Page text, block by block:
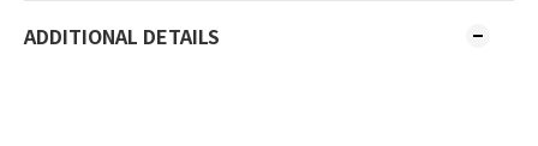
ADDITIONAL DETAILS